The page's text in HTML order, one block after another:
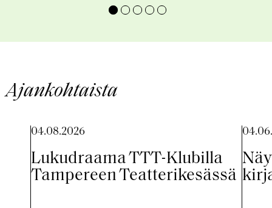
Ajankohtaista
04.08.2026
Lukudraama TTT-Klubilla
Tampereen Teatterikesässä